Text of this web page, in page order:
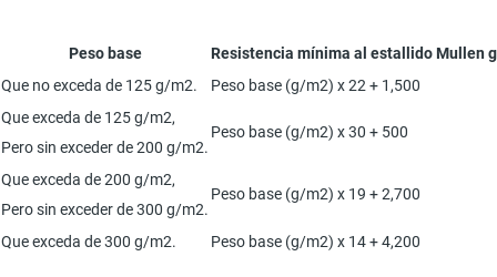
Peso base
Resistencia mínima al estallido Mullen
Que no exceda de 125 g/m2.
Peso base (g/m2) x 22 + 1,500
Que exceda de 125 g/m2,
Pero sin exceder de 200 g/m2.
Peso base (g/m2) x 30 + 500
Que exceda de 200 g/m2,
Pero sin exceder de 300 g/m2.
Peso base (g/m2) x 19 + 2,700
Que exceda de 300 g/m2. Peso base (g/m2) x 14 + 4,200